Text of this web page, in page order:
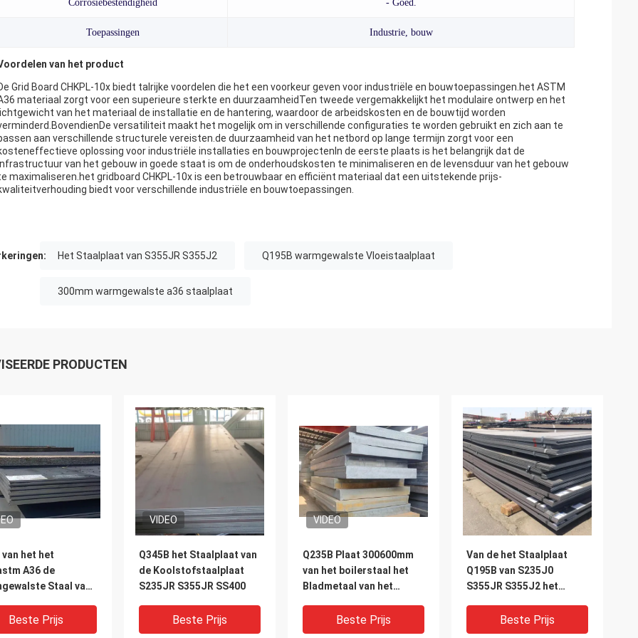
Corrosiebestendigheid - Goed.
Toepassingen Industrie, bouw
van het product
Grid Board CHKPL-10x biedt talrijke voordelen die het een voorkeur geven voor industriële en bouwtoepassingen.het ASTM
materiaal zorgt voor een superieure sterkte en duurzaamheidTen tweede vergemakkelijkt het modulaire ontwerp en het
van het materiaal de installatie en de hantering, waardoor de arbeidskosten en de bouwtijd worden
versatiliteit maakt het mogelijk om in verschillende configuraties te worden gebruikt en zich aan te
aan verschillende structurele vereisten.de duurzaamheid van het netbord op lange termijn zorgt voor een
oplossing voor industriële installaties en bouwprojectenIn de eerste plaats is het belangrijk dat de
van het gebouw in goede staat is om de onderhoudskosten te minimaliseren en de levensduur van het gebouw
maximaliseren.het gridboard CHKPL-10x is een betrouwbaar en efficiënt materiaal dat een uitstekende prijs-
biedt voor verschillende industriële en bouwtoepassingen.
Het Staalplaat van S355JR S355J2 Q195B warmgewalste Vloeistaalplaat
300mm warmgewalste a36 staalplaat
PRODUCTEN
het het
A36 de
Staal van
Beste Prijs
VIDEO
Q345B het Staalplaat van
de Koolstofstaalplaat
S235JR S355JR SS400
Beste Prijs
VIDEO
Q235B Plaat 300600mm
van het boilerstaal het
Bladmetaal van het
Beste Prijs
Van de het Staalplaat
Q195B van S235J0
S355JR S355J2 het
10003000mm Breedte
Beste Prijs